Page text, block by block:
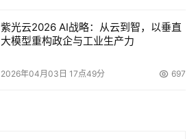
紫光云2026 AI战略：从云到智，以垂直
大模型重构政企与工业生产力
2026年04月03日 17点49分 697